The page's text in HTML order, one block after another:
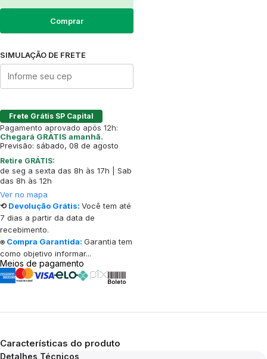
Comprar
SIMULAÇÃO DE FRETE
Frete Grátis SP Capital
Pagamento aprovado após 12h:
Chegará GRÁTIS amanhã.
Previsão: sábado, 08 de agosto
Retire GRÁTIS:
de seg a sexta das 8h às 17h | Sab
das 8h às 12h
Ver no mapa
⟲ Devolução Grátis: Você tem até
7 dias a partir da data de
recebimento.
⍟ Compra Garantida: Garantia tem
como objetivo informar...
Meios de pagamento
Características do produto
Detalhes Técnicos